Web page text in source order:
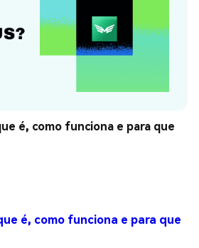
é, como funciona e para que
é, como funciona e para que